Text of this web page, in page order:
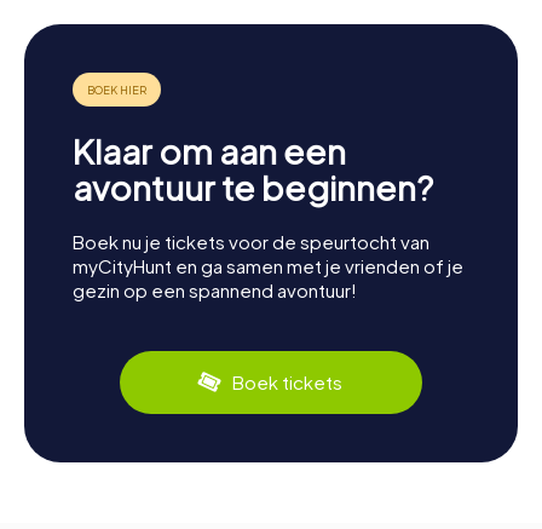
Klaar om aan een
avontuur te beginnen?
Boek nu je tickets voor de speurtocht van
myCityHunt en ga samen met je vrienden of je
gezin op een spannend avontuur!
Boek tickets